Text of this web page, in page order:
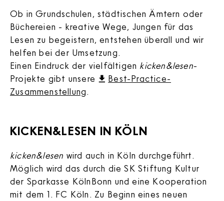
Ob in Grundschulen, städtischen Ämtern oder
Büchereien - kreative Wege, Jungen für das
Lesen zu begeistern, entstehen überall und wir
helfen bei der Umsetzung.
Einen Eindruck der vielfältigen kicken&lesen-
Projekte gibt unsere
Best-Practice-
Zusammenstellung.
KICKEN&LESEN IN KÖLN
kicken&lesen wird auch in Köln durchgeführt.
Möglich wird das durch die SK Stiftung Kultur
der Sparkasse KölnBonn und eine Kooperation
mit dem 1. FC Köln. Zu Beginn eines neuen